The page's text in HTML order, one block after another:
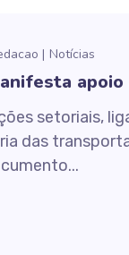
Notícias
apoio
setoriais,
das